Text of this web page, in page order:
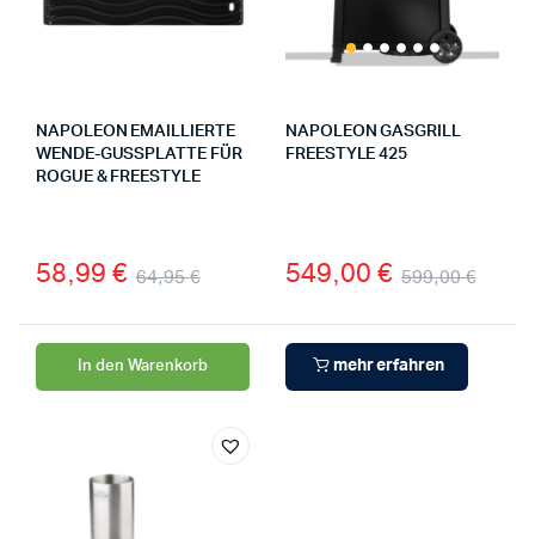
NAPOLEON EMAILLIERTE
WENDE-GUSSPLATTE FÜR
ROGUE & FREESTYLE
64,95€
58,99 €
In den Warenkorb
NAPOLEON GASGRILL
FREESTYLE 425
599,00€
549,00 €
mehr erfahren